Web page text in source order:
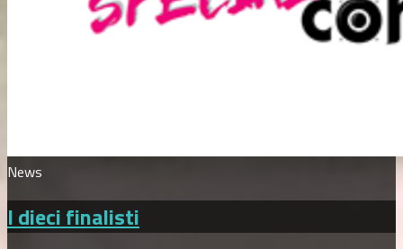
News
I dieci finalisti